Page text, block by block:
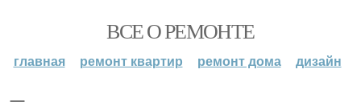
ВСЕ О РЕМОНТЕ
главная ремонт квартир ремонт дома дизайн